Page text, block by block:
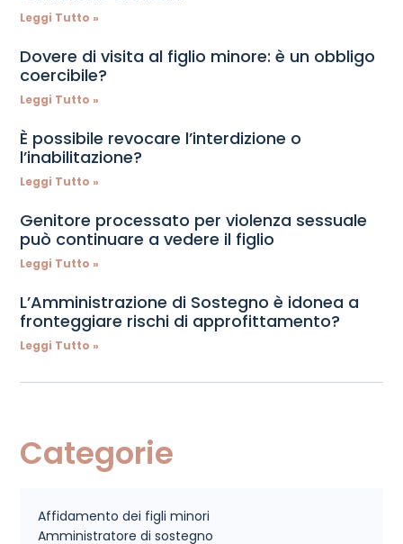
Leggi Tutto »
Dovere di visita al figlio minore: è un obbligo
coercibile?
Leggi Tutto »
È possibile revocare l’interdizione o
l’inabilitazione?
Leggi Tutto »
Genitore processato per violenza sessuale
può continuare a vedere il figlio
Leggi Tutto »
L’Amministrazione di Sostegno è idonea a
fronteggiare rischi di approfittamento?
Leggi Tutto »
Categorie
Affidamento dei figli minori
Amministratore di sostegno